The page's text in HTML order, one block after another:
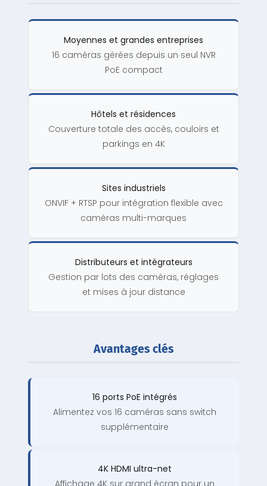
Moyennes et grandes entreprises
16 caméras gérées depuis un seul NVR
PoE compact
Hôtels et résidences
Couverture totale des accès, couloirs et
parkings en 4K
Sites industriels
ONVIF + RTSP pour intégration flexible avec
caméras multi-marques
Distributeurs et intégrateurs
Gestion par lots des caméras, réglages
et mises à jour distance
Avantages clés
16 ports PoE intégrés
Alimentez vos 16 caméras sans switch
supplémentaire
4K HDMI ultra-net